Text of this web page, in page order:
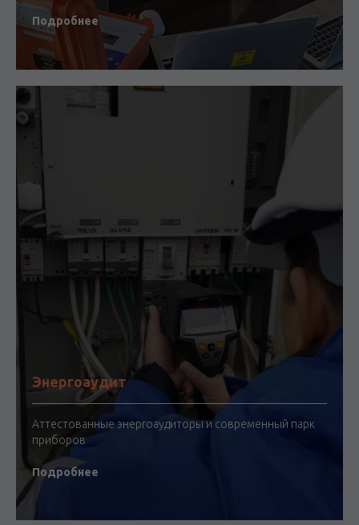
Подробнее
Энергоаудит
Аттестованные энергоаудиторы и современный парк
приборов
Подробнее